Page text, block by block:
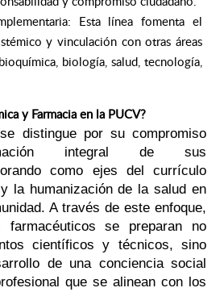
Esta línea fomenta el
y vinculación con otras áreas
biología, salud, tecnología,
y Farmacia en la PUCV?
distingue por su compromiso
integral de sus
como ejes del currículo
la humanización de la salud en
A través de este enfoque,
farmacéuticos se preparan no
científicos y técnicos, sino
de una conciencia social
que se alinean con los